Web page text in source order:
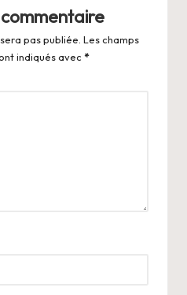
pas publiée. Les champs
indiqués avec *